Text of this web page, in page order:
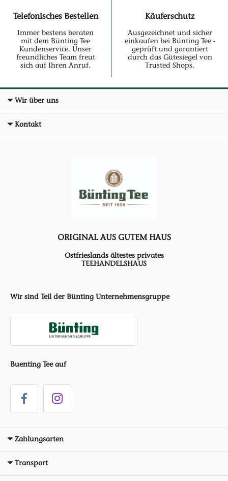
Telefonisches Bestellen
Immer bestens beraten
mit dem Bünting Tee
Kundenservice. Unser
freundliches Team freut
sich auf Ihren Anruf.
Käuferschutz
Ausgezeichnet und sicher
einkaufen bei Bünting Tee -
geprüft und garantiert
durch das Gütesiegel von
Trusted Shops.
Wir über uns
Kontakt
ORIGINAL AUS GUTEM HAUS
Ostfrieslands ältestes privates
TEEHANDELSHAUS
Wir sind Teil der Bünting Unternehmensgruppe
Buenting Tee auf
Zahlungsarten
Transport